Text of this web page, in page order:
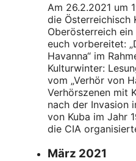
Am 26.2.2021 um
die Österreichisch
Oberösterreich
euch vorbereitet:
Havanna“ im
Kulturwinter:
vom „Verhör von
Verhörszenen mit
nach der Invasion
von Kuba im Jahr
die CIA
März 2021